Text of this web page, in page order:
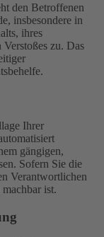
den Betroffenen
insbesondere in
ihres
zu. Das
Ihrer
gängigen,
Sofern Sie die
Verantwortlichen
ist.